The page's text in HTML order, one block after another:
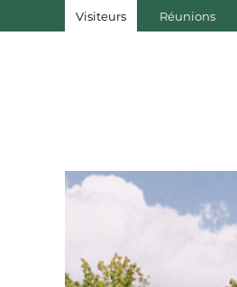
Visiteurs Réunions